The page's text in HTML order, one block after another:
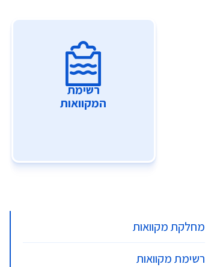
רשימת
המקוואות
מחלקת מקוואות
רשימת מקוואות